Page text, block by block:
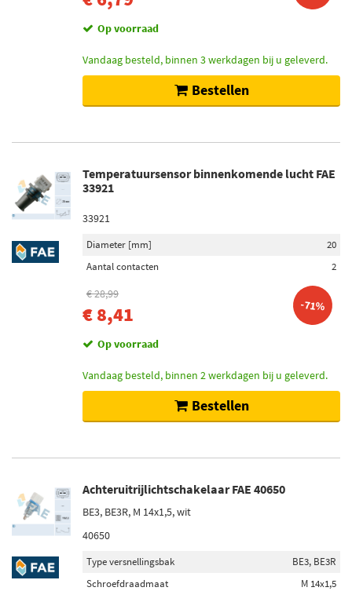
MAP sensor (204)
Breedband-lambdasonde (24)
Toon meer
Inbouwplaats
Achter (52)
Links voor (4)
Rechts voor (4)
Aan passagierszijde (3)
Op voorraad (357)
Op voorraad
Vandaag besteld, binnen 3 werkdagen bij u geleverd.
Bestellen
Temperatuursensor binnenkomende lucht FAE
33921
33921
Diameter [mm]
20
Aantal contacten
2
€ 28,99
€ 8,41 -71%
Op voorraad
Vandaag besteld, binnen 2 werkdagen bij u geleverd.
Bestellen
Achteruitrijlichtschakelaar FAE 40650
BE3, BE3R, M 14x1,5, wit
40650
Type versnellingsbak
BE3, BE3R
Schroefdraadmaat
M 14x1,5